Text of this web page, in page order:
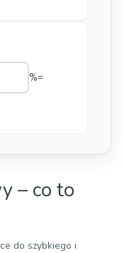
%=
– co to
do szybkiego i